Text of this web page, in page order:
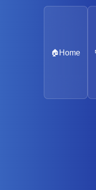
🏠 Home